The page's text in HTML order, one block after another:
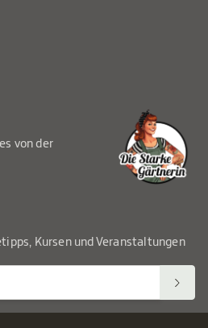
von der
Kursen und Veranstaltungen